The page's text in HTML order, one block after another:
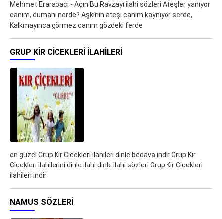
Mehmet Erarabacı - Açın Bu Ravzayı ilahi sözleri Ateşler yanıyor
canım, dumanı nerde? Aşkının ateşi canım kaynıyor serde,
Kalkmayınca görmez canım gözdeki ferde
GRUP KIR CICEKLERI ILAHILERI
en güzel Grup Kir Cicekleri ilahileri dinle bedava indir Grup Kir
Cicekleri ilahilerini dinle ilahi dinle ilahi sözleri Grup Kir Cicekleri
ilahileri indir
NAMUS SÖZLERI